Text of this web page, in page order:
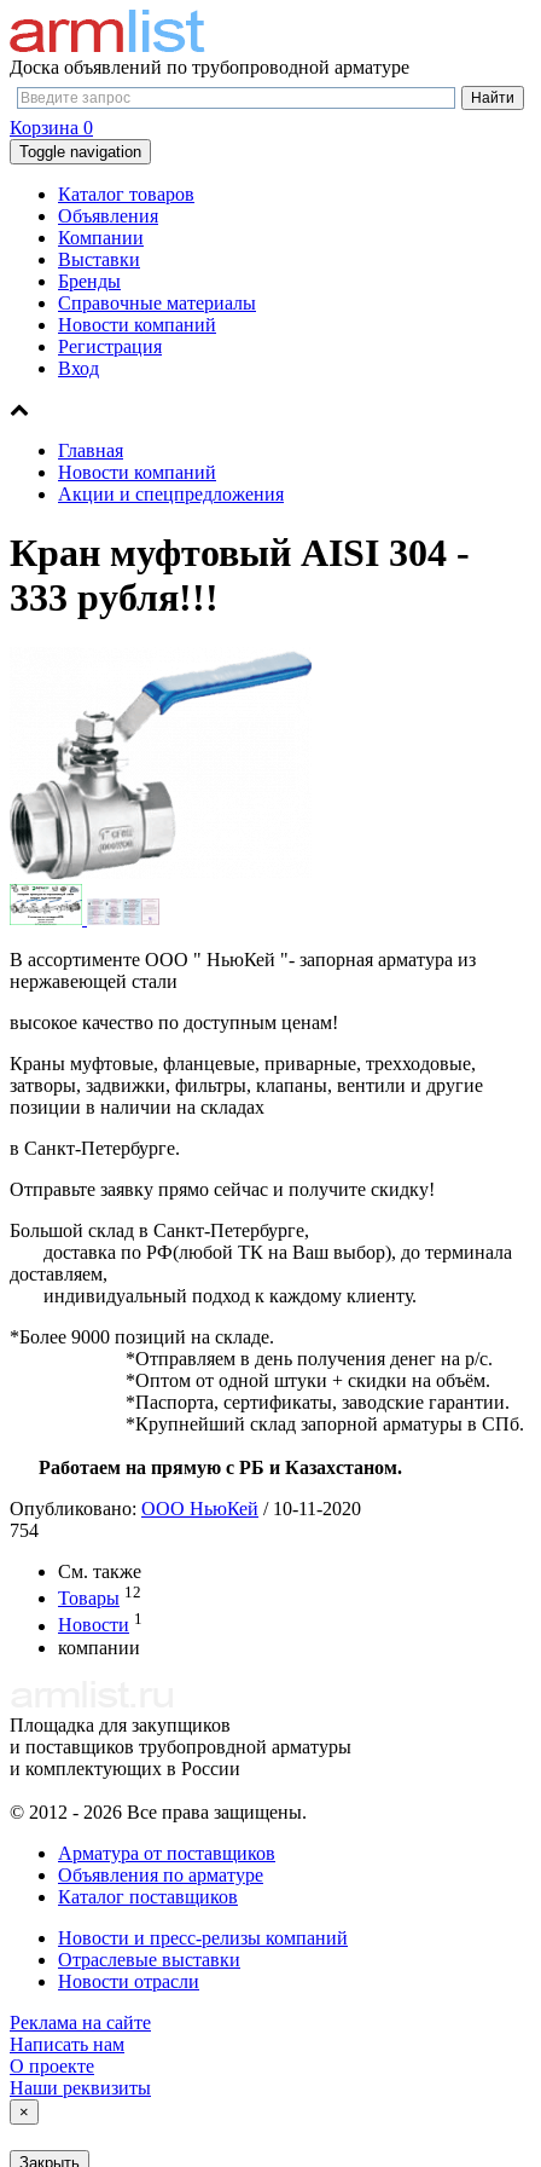
Доска объявлений по трубопроводной арматуре
Корзина 0
Toggle navigation
Каталог товаров
Объявления
Компании
Выставки
Бренды
Справочные материалы
Новости компаний
Регистрация
Вход
Главная
Новости компаний
Акции и спецпредложения
Кран муфтовый AISI 304 -
333 рубля!!!
В ассортименте ООО " НьюКей "- запорная арматура из
нержавеющей стали
высокое качество по доступным ценам!
Краны муфтовые, фланцевые, приварные, трехходовые,
затворы, задвижки, фильтры, клапаны, вентили и другие
позиции в наличии на складах
в Санкт-Петербурге.
Отправьте заявку прямо сейчас и получите скидку!
Большой склад в Санкт-Петербурге,
доставка по РФ(любой ТК на Ваш выбор), до терминала
доставляем,
индивидуальный подход к каждому клиенту.
*Более 9000 позиций на складе.
*Отправляем в день получения денег на р/с.
*Оптом от одной штуки + скидки на объём.
*Паспорта, сертификаты, заводские гарантии.
*Крупнейший склад запорной арматуры в СПб.
Работаем на прямую с РБ и Казахстаном.
Опубликовано: ООО НьюКей / 10-11-2020
754
См. также
Товары 12
Новости 1
компании
Площадка для закупщиков
и поставщиков трубопровдной арматуры
и комплектующих в России
© 2012 - 2026 Все права защищены.
Арматура от поставщиков
Объявления по арматуре
Каталог поставщиков
Новости и пресс-релизы компаний
Отраслевые выставки
Новости отрасли
Реклама на сайте
Написать нам
О проекте
Наши реквизиты
×
Закрыть